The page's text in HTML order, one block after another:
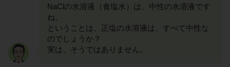
NaClの水溶液（食塩水）は、中性の水溶液です
ね。
ということは、正塩の水溶液は、すべて中性な
のでしょうか？
実は、そうではありません。